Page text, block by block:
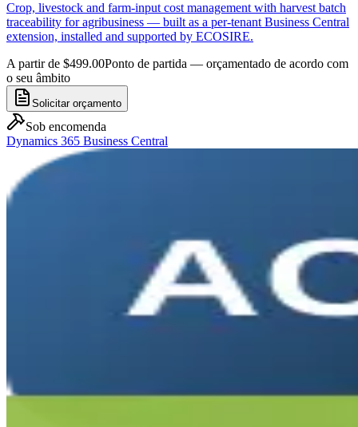
Crop, livestock and farm-input cost management with harvest batch
traceability for agribusiness — built as a per-tenant Business Central
extension, installed and supported by ECOSIRE.
A partir de $499.00Ponto de partida — orçamentado de acordo com
o seu âmbito
Solicitar orçamento
Sob encomenda
Dynamics 365 Business Central